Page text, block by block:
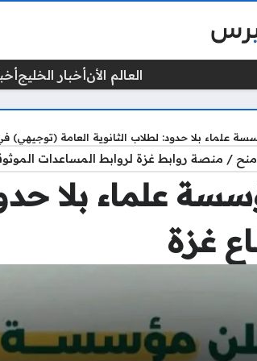
العالم الأنأخبار الخليج
علماء بلا حدود: لطلاب الثانوية العامة (توجيهي)
/ منصة روابط غزة لروابط المساعدات
علماء بلا
غزة